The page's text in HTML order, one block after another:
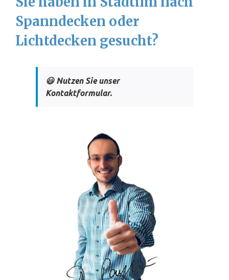
Spanndecken oder
Lichtdecken gesucht?
😃 Nutzen Sie unser
Kontaktformular.